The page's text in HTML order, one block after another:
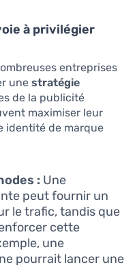
à privilégier
entreprises
une stratégie
de la publicité
maximiser leur
identité de marque
: Une
peut fournir un
le trafic, tandis que
cette
une
pourrait lancer une